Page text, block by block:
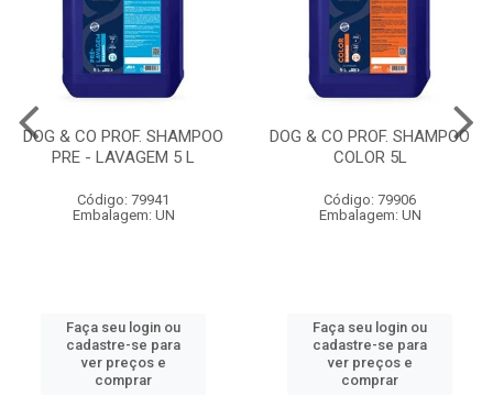
DOG & CO PROF. SHAMPOO
PRE - LAVAGEM 5 L
Código: 79941
Embalagem: UN
Faça seu login ou
cadastre-se para
ver preços e
comprar
DOG & CO PROF. SHAMPOO
COLOR 5L
Código: 79906
Embalagem: UN
Faça seu login ou
cadastre-se para
ver preços e
comprar